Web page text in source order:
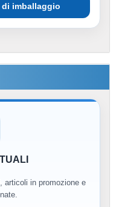
imballaggio
articoli in promozione e